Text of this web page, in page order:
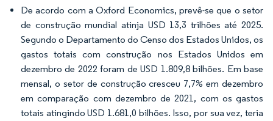
De acordo com a Oxford Economics, prevê-se que o setor
de construção mundial atinja USD 13,3 trilhões até 2025.
Segundo o Departamento do Censo dos Estados Unidos, os
gastos totais com construção nos Estados Unidos em
dezembro de 2022 foram de USD 1.809,8 bilhões. Em base
mensal, o setor de construção cresceu 7,7% em dezembro
em comparação com dezembro de 2021, com os gastos
totais atingindo USD 1.681,0 bilhões. Isso, por sua vez, teria